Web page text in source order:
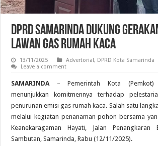
DPRD Samarinda Dukung
Lawan Gas Rumah Kaca
13/11/2025 Advertorial, DPRD Kota Samarinda
Leave a comment
SAMARINDA – Pemerintah Kota (Pemkot)
menunjukkan komitmennya terhadap
penurunan emisi gas rumah kaca. Salah satu
melalui kegiatan penanaman pohon bersama
Keanekaragaman Hayati, Jalan Penangkaran
Sambutan, Samarinda, Rabu (12/11/2025).